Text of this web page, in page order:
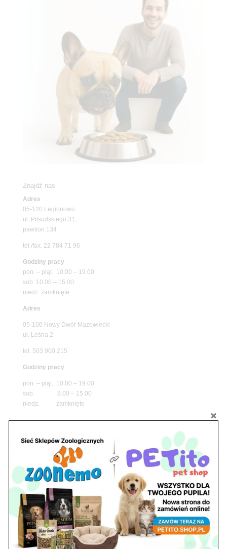
Znajdź nas
Adres
05-120 Legionowo
ul. Piłsudskiego 31,
pawilon 134
tel./fax. 22 784 71 96
Godziny pracy
pon. – piąt. 10.00 – 19.00
sob. 10.00 – 15.00
niedz. zamknięte
Adres
05-100 Nowy Dwór Mazowiecki
ul. Leśna 2
tel. 503 900 215
Godziny pracy
pon. – piąt. 10.00 – 19.00
sob. 8.00 – 15.00
niedz. zamknięte